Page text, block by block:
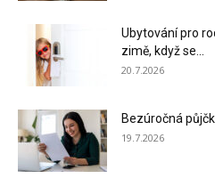
Ubytování pro
zimě, když se...
20.7.2026
Bezúročná
19.7.2026